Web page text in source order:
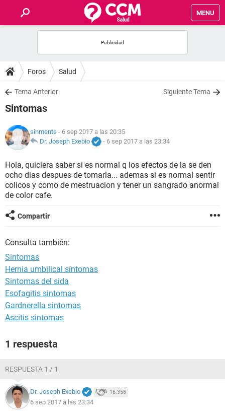
MENU
FOROS
SALUD
NUTRICIÓN
BIENESTAR
SEXUALIDAD
GLOSARIO
Foros Salud
Tema Anterior Siguiente Tema
Sintomas
sinmente - 6 sep 2017 a las 20:35
Dr. Joseph Exebio
- 6 sep 2017 a las 23:34
Hola, quiciera saber si es normal q los efectos de la se den
ocho dias despues de tomarla... ademas si es normal sentir
colicos y como de mestruacion y tener un sangrado anormal
de color cafe.
Compartir
Consulta también:
Sintomas
Hernia umbilical síntomas
Sintomas del sida
Esofagitis sintomas
Gardnerella sintomas
Ascitis sintomas
1 respuesta
RESPUESTA 1 / 1
Dr. Joseph Exebio 16.358
6 sep 2017 a las 23:34